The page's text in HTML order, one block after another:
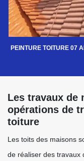
PEINTURE TOITURE 07
Les travaux de
opérations de
toiture
Les toits des maisons
de réaliser des travaux